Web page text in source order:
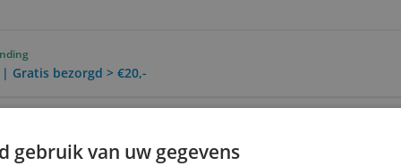
Gratis bezorgd > €20,-
Bedenktijd
gebruik van uw gegevens